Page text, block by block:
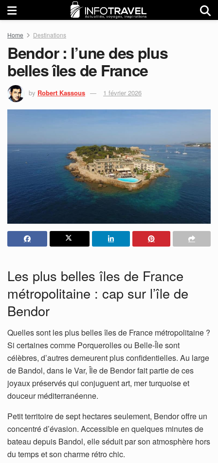
Home Destinations
Bendor : l’une des plus
belles îles de France
by Robert Kassous 1 février 2026
Les plus belles îles de France
métropolitaine : cap sur l’île de
Bendor
Quelles sont les plus belles îles de France métropolitaine ?
Si certaines comme Porquerolles ou Belle-Île sont
célèbres, d’autres demeurent plus confidentielles. Au large
de Bandol, dans le Var, Île de Bendor fait partie de ces
joyaux préservés qui conjuguent art, mer turquoise et
douceur méditerranéenne.
Petit territoire de sept hectares seulement, Bendor offre un
concentré d’évasion. Accessible en quelques minutes de
bateau depuis Bandol, elle séduit par son atmosphère hors
du temps et son charme rétro chic.